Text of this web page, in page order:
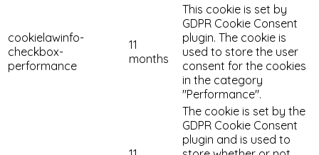
cookielawinfo-
checkbox-
performance
11
months
This cookie is set by
GDPR Cookie Consent
plugin. The cookie is
used to store the user
consent for the cookies
in the category
"Performance".
The cookie is set by the
GDPR Cookie Consent
plugin and is used to